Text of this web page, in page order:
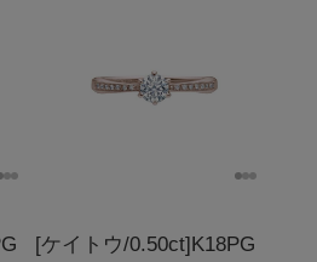
[ケイトウ/0.50ct]K18PG